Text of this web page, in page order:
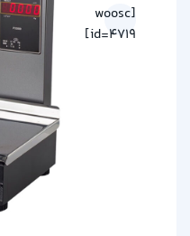
[woosc
id=4719]